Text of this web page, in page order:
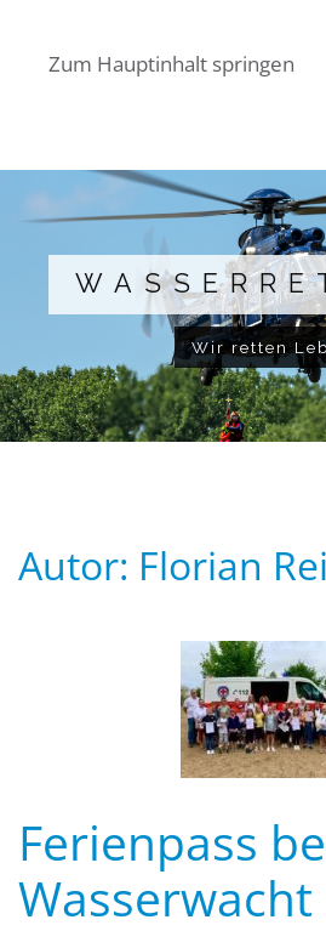
Zum Hauptinhalt springen
Wir retten
Autor: Florian
Ferienpass
Wasserwacht